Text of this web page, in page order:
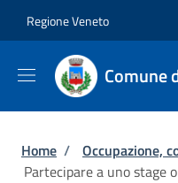
Regione Veneto
Comune
Briciole di
Home / Occupazione,
Partecipare a uno stage